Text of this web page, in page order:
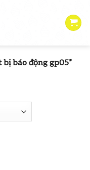
báo động gp05”